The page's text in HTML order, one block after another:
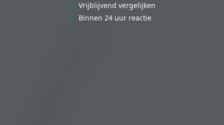
✓ Vrijblijvend vergelijken
✓ Binnen 24 uur reactie